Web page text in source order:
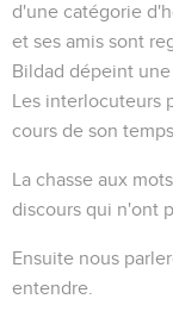
d'une catégorie
et ses amis sont
Bildad dépeint
Les interlocuteurs
cours de son temps.
La chasse aux mots
discours qui n'ont
Ensuite nous
entendre.